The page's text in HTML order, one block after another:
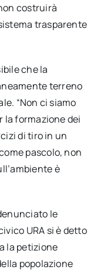
costruirà
trasparente
che la
terreno
“Non ci siamo
la formazione dei
di tiro in un
pascolo, non
è
le
URA si è detto
la petizione
popolazione